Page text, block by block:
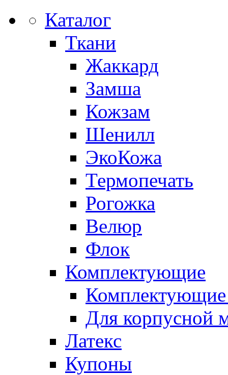
Каталог
Ткани
Жаккард
Замша
Кожзам
Шенилл
ЭкоКожа
Термопечать
Рогожка
Велюр
Флок
Комплектующие
Комплектующие
Для корпусной
Латекс
Купоны